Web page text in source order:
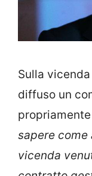
Sulla
diffuso un
sapere come
vicenda